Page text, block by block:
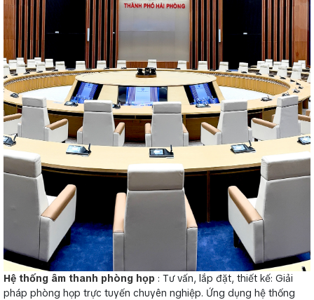
Hệ thống âm thanh phòng họp : Tư vấn, lắp đặt, thiết kế: Giải
pháp phòng họp trực tuyến chuyên nghiệp. Ứng dụng hệ thống